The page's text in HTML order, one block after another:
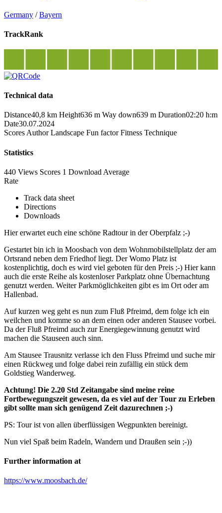
Germany /Bayern
TrackRank
Technical data
Distance40,8 km Height636 m Way down639 m Duration02:20 h:m
Date30.07.2024
Scores Author Landscape Fun factor Fitness Technique
Statistics
440 Views Scores 1 Download Average
Rate
Track data sheet
Directions
Downloads
Hier erwartet euch eine schöne Radtour in der Oberpfalz ;-)
Gestartet bin ich in Moosbach von dem Wohnmobilstellplatz der am
Ortsrand neben dem Friedhof liegt. Der Womo Platz ist
kostenplichtig, doch es wird viel geboten für den Preis ;-) Hier kann
auch die erste Reihe als kostenloser Parkplatz ohne Übernachtung
genutzt werden. Weiter Parkmöglichkeiten gibt es im Ort oder am
Hallenbad.
Auf kurzen weg geht es nun zum Fluß Pfreimd, dem folge ich ein
weilchen und komme so an dem einen oder anderen Stausee vorbei.
Da der Fluß Pfreimd auch zur Energiegewinnung genutzt wird
machen die Stauseen auch sinn.
Am Stausee Trausnitz verlasse ich den Fluss Pfreimd und suche mir
einen Rückweg und folge dabei rein zufällig ein stück dem
Goldstieg Wanderweg.
Achtung! Die 2.20 Std Zeitangabe sind meine reine
Fortbewegungszeit gewesen, da es viel auf der Tour zu Erleben
gibt sollte man sich genügend Zeit dazurechnen ;-)
PS: Tour ist von allen überflüssigen Wegpunkten bereinigt.
Nun viel Spaß beim Radeln, Wandern und Draußen sein ;-))
Further information at
https://www.moosbach.de/